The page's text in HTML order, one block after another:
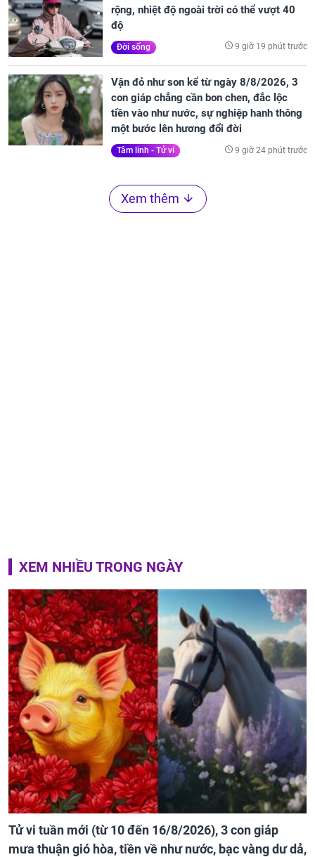
rộng, nhiệt độ ngoài trời có thể vượt 40
độ
Đời sống 9 giờ 19 phút trước
Vận đỏ như son kể từ ngày 8/8/2026, 3
con giáp chẳng cần bon chen, đắc lộc
tiền vào như nước, sự nghiệp hanh thông
một bước lên hương đổi đời
Tâm linh - Tử vi 9 giờ 24 phút trước
Xem thêm
XEM NHIỀU TRONG NGÀY
Tử vi tuần mới (từ 10 đến 16/8/2026), 3 con giáp
mưa thuận gió hòa, tiền về như nước, bạc vàng dư dả,